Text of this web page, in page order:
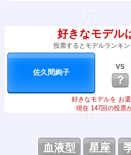
好きなモデル
投票するとモデルランキ
VS
？
好きなモデルを お選
現在 147回の投票
血液型
星座